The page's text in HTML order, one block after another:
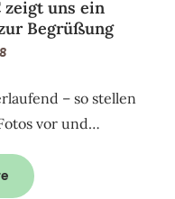
zeigt uns ein
Begrüßung
– so stellen
vor und…